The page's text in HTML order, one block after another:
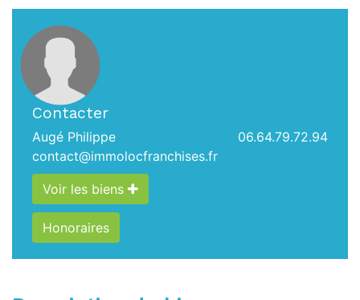
Contacter
Augé Philippe
06.64.79.72.94
contact@immolocfranchises.fr
Voir les biens
Honoraires